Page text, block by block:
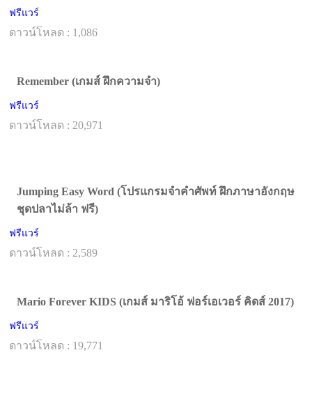
ฟรีแวร์
ดาวน์โหลด : 1,086
Remember (เกมส์ ฝึกความจำ)
ฟรีแวร์
ดาวน์โหลด : 20,971
Jumping Easy Word (โปรแกรมจำคำศัพท์ ฝึกภาษาอังกฤษ
ชุดปลาไม่ล้า ฟรี)
ฟรีแวร์
ดาวน์โหลด : 2,589
Mario Forever KIDS (เกมส์ มาริโอ้ ฟอร์เอเวอร์ คิดส์ 2017)
ฟรีแวร์
ดาวน์โหลด : 19,771